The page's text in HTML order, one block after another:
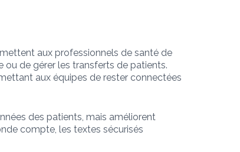
aux professionnels de santé de
de gérer les transferts de patients.
aux équipes de rester connectées
des patients, mais améliorent
compte, les textes sécurisés